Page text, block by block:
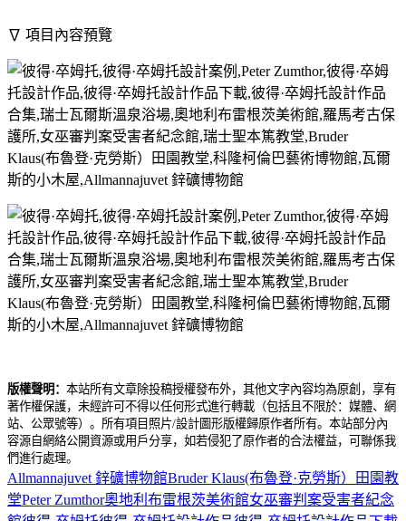
∇ 項目內容預覽
版權聲明： 本站所有文章除投稿授權發布外，其他文字內容均為原創，享有
著作權保護，未經許可不得以任何形式進行轉載（包括且不限於：媒體、網
站、公眾號等）。所有項目照片/設計圖形版權歸原作者所有。本站部分內
容源自網絡公開資源或用戶分享，如若侵犯了原作者的合法權益，可聯係我
們進行處理。
Allmannajuvet 鋅礦博物館Bruder Klaus(布魯登·克勞斯）田園教
堂Peter Zumthor奧地利布雷根茨美術館女巫審判案受害者紀念